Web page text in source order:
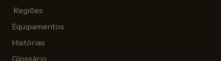
️ Regiões
Equipamentos
Histórias
Glossário